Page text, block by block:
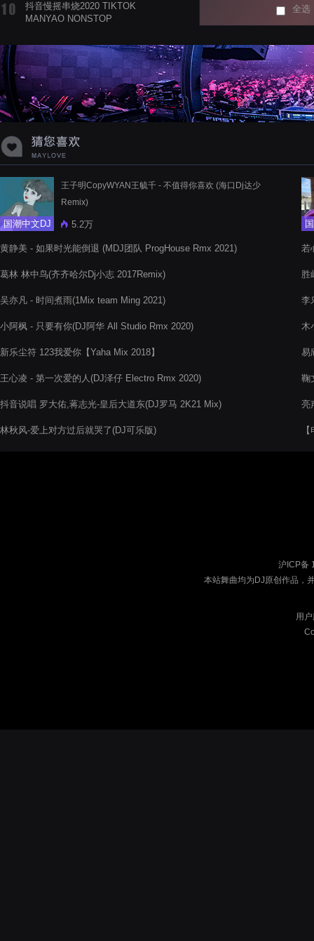
抖音慢摇串烧2020 TIKTOK
MANYAO NONSTOP
蝉爸爸妈妈爱存在夏天的风是想你的
声音啊
全选
国潮中文DJ
王子明CopyWYAN王毓千 - 不值得你喜欢 (海口Dj达少
Remix)
5.2万
黄静美 - 如果时光能倒退 (MDJ团队 ProgHouse Rmx 2021)
葛林 林中鸟(齐齐哈尔Dj小志 2017Remix)
吴亦凡 - 时间煮雨(1Mix team Ming 2021)
小阿枫 - 只要有你(DJ阿华 All Studio Rmx 2020)
新乐尘符 123我爱你【Yaha Mix 2018】
王心凌 - 第一次爱的人(DJ泽仔 Electro Rmx 2020)
抖音说唱 罗大佑,蒋志光-皇后大道东(DJ罗马 2K21 Mix)
林秋风-爱上对方过后就哭了(DJ可乐版)
若
胜
李
木
易
鞠
亮
沪ICP备
本站舞曲均为DJ原创作品，
用